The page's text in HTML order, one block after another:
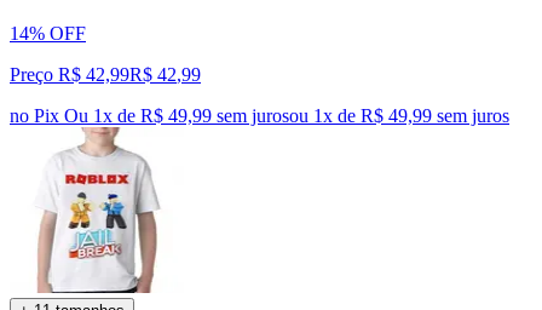
14% OFF
Preço R$ 42,99R$ 42,99
no Pix Ou 1x de R$ 49,99 sem jurosou 1x de R$ 49,99 sem juros